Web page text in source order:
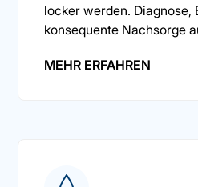
locker werden. Diagnose,
konsequente Nachsorge
MEHR ERFAHREN